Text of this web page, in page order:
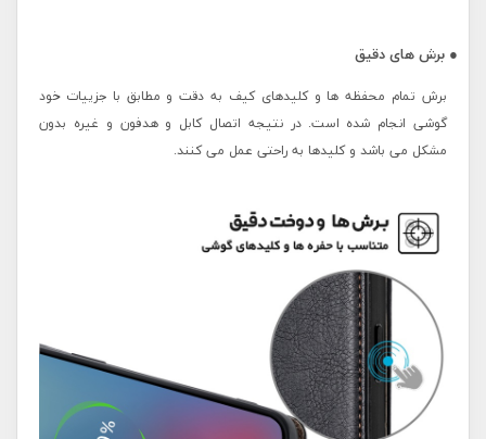
● برش های دقیق
برش تمام محفظه ها و کلیدهای کیف به دقت و مطابق با جزییات خود
گوشی انجام شده است. در نتیجه اتصال کابل و هدفون و غیره بدون
مشکل می باشد و کلیدها به راحتی عمل می کنند.